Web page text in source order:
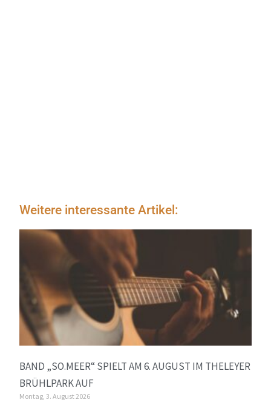
Weitere interessante Artikel:
BAND „SO.MEER“ SPIELT AM 6. AUGUST IM THELEYER
BRÜHLPARK AUF
Montag, 3. August 2026